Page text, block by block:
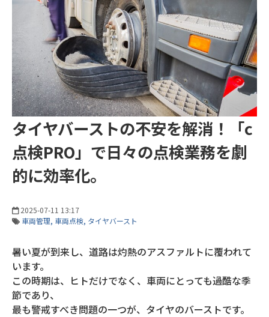
タイヤバーストの不安を解消！「c
点検PRO」で日々の点検業務を劇
的に効率化。
2025-07-11 13:17
車両管理 車両点検 タイヤバースト
暑い夏が到来し、道路は灼熱のアスファルトに覆われて
います。
この時期は、ヒトだけでなく、車両にとっても過酷な季
節であり、
最も警戒すべき問題の一つが、タイヤのバーストです。